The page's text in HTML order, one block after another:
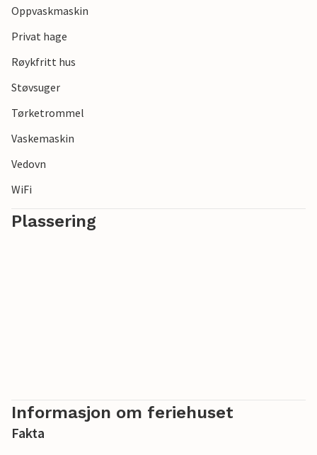
Oppvaskmaskin
Privat hage
Røykfritt hus
Støvsuger
Tørketrommel
Vaskemaskin
Vedovn
WiFi
Plassering
Informasjon om feriehuset
Fakta